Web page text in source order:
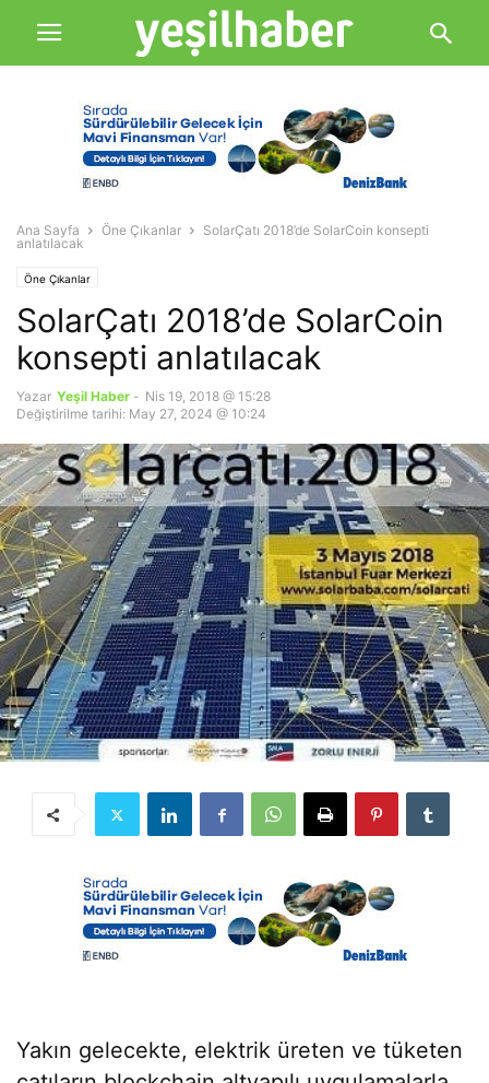
Ana Sayfa Öne Çıkanlar
SolarÇatı 2018’de SolarCoin konsepti
anlatılacak
Öne Çıkanlar
SolarÇatı 2018’de SolarCoin
konsepti anlatılacak
Yazar Yeşil Haber - Nis 19, 2018 @ 15:28
Değiştirilme tarihi: May 27, 2024 @ 10:24
Yakın gelecekte, elektrik üreten ve tüketen